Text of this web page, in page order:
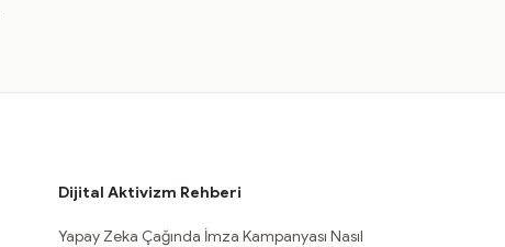
Dijital Aktivizm Rehberi
Yapay Zeka Çağında İmza Kampanyası Nasıl